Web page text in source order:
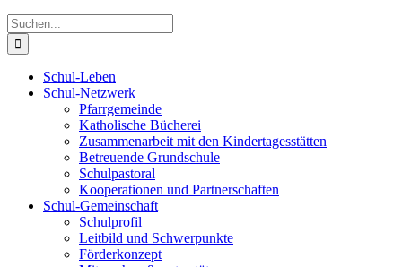
Suche
nach:
Schul-Leben
Schul-Netzwerk
Pfarrgemeinde
Katholische Bücherei
Zusammenarbeit mit den Kindertagesstätten
Betreuende Grundschule
Schulpastoral
Kooperationen und Partnerschaften
Schul-Gemeinschaft
Schulprofil
Leitbild und Schwerpunkte
Förderkonzept